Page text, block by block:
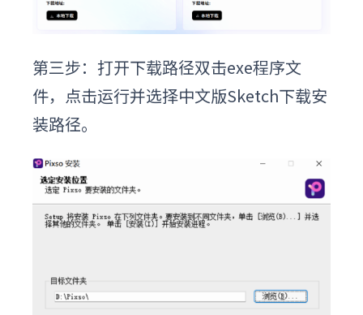
第三步：打开下载路径双击exe程序文
件，点击运行并选择中文版Sketch下载安
装路径。